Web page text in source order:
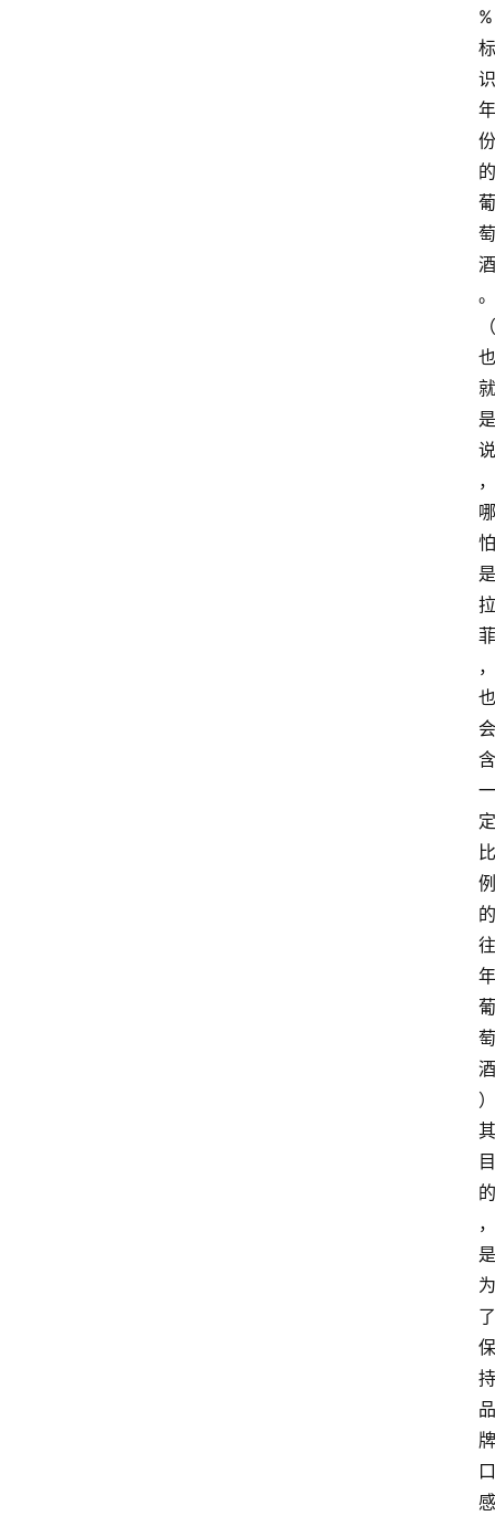
%
标
识
年
份
的
葡
萄
酒
。
（
也
就
是
说
，
哪
怕
是
拉
菲
，
也
会
含
一
定
比
例
的
往
年
葡
萄
酒
）
其
目
的
，
是
为
了
保
持
品
牌
口
感